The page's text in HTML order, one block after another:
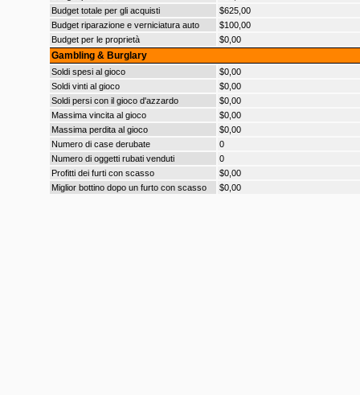
Budget totale per gli acquisti
$625,00
Budget riparazione e verniciatura auto
$100,00
Budget per le proprietà
$0,00
Gambling & Burglary
Soldi spesi al gioco
$0,00
Soldi vinti al gioco
$0,00
Soldi persi con il gioco d'azzardo
$0,00
Massima vincita al gioco
$0,00
Massima perdita al gioco
$0,00
Numero di case derubate
0
Numero di oggetti rubati venduti
0
Profitti dei furti con scasso
$0,00
Miglior bottino dopo un furto con scasso
$0,00